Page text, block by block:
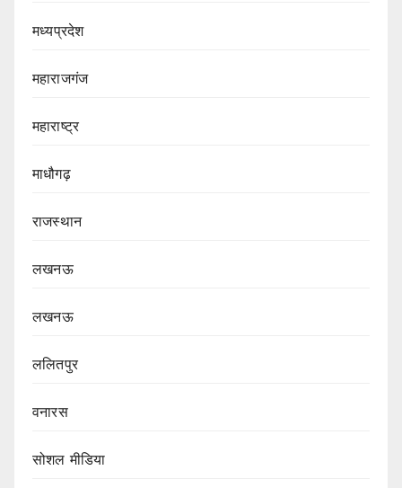
मध्यप्रदेश
महाराजगंज
महाराष्ट्र
माधौगढ़
राजस्थान
लखनऊ
लखनऊ
ललितपुर
वनारस
सोशल मीडिया